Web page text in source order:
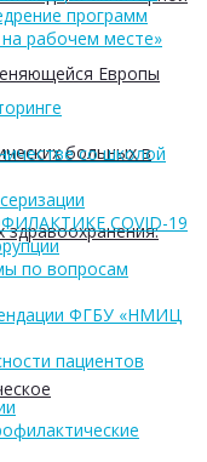
Европы
больных в
здравоохранения:
программ
рабочем месте»
со школой
COVID-19
по вопросам
ФГБУ «НМИЦ
пациентов